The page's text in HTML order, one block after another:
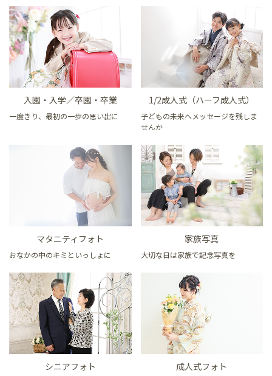
入園・入学／卒園・卒業
一度きり、最初の一歩の思い出に
1/2成人式（ハーフ成人式）
子どもの未来へメッセージを残しま
せんか
マタニティフォト
おなかの中のキミといっしょに
家族写真
大切な日は家族で記念写真を
シニアフォト 成人式フォト